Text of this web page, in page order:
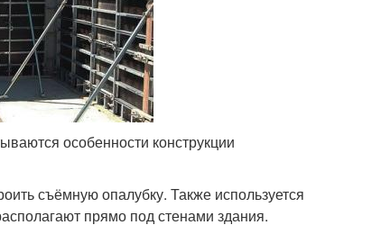
особенности конструкции
съёмную опалубку. Также используется
прямо под стенами здания.